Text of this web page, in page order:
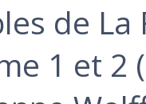
de La
1 et 2